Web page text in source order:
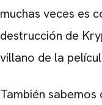
muchas veces es
destrucción de
villano de la
También